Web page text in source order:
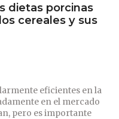
dietas porcinas
cereales y sus
eficientes en la
en el mercado
pero es importante